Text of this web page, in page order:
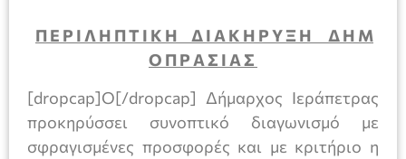
Π Ε Ρ Ι Λ Η Π Τ Ι Κ Η Δ Ι Α Κ Η Ρ Υ Ξ Η Δ Η Μ
Ο Π Ρ Α Σ Ι Α Σ
[dropcap]Ο[/dropcap] Δήμαρχος Ιεράπετρας
προκηρύσσει συνοπτικό διαγωνισμό με
σφραγισμένες προσφορές και με κριτήριο η